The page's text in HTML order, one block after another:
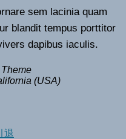
sem lacinia quam
blandit tempus porttitor
dapibus iaculis.
(USA)
退